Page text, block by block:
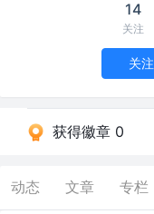
14
关注
关注
获得徽章 0
动态 文章 专栏